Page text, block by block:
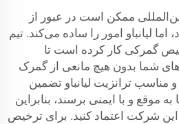
ممکن است در عبور از
لیانباو امور را ساده می‌کند. تیم
گمرکی کار کرده است تا
شما بدون هیچ مانعی از گمرک
مناسب ترانزیت لیانباو تضمین
موقع و با ایمنی برسند، بنابراین
این شرکت اعتماد کنید. برای ترخیص